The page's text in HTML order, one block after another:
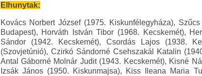
Elhunytak:
Kovács Norbert József (1975. Kiskunfélegyháza),
Budapest), Horváth István Tibor (1968. Kecskemét),
Sándor (1942. Kecskemét), Csordás Lajos (1938.
(Szovjetúnió), Czirkó Sándorné Csehszakál Katalin
Antal Gáborné Molnár Judit (1943. Kecskemét), Kisné
Izsák János (1950. Kiskunmajsa), Kiss Ileana Maria